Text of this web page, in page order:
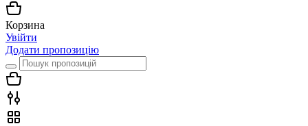
Корзина
Увійти
Додати пропозицію